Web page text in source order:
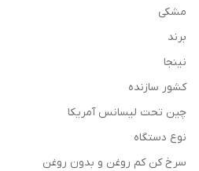
مشکی
برند
نینجا
کشور سازنده
چین تحت لیسانس آمریکا
نوع دستگاه
سرخ کن کم روغن و بدون روغن